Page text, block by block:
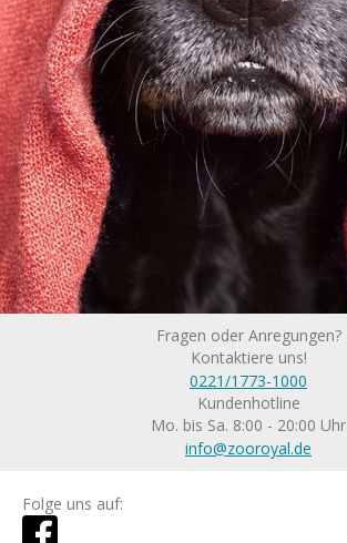
Fragen oder Anregungen?
Kontaktiere uns!
0221/1773-1000
Kundenhotline
Mo. bis Sa. 8:00 - 20:00 Uhr
info@zooroyal.de
Folge uns auf: